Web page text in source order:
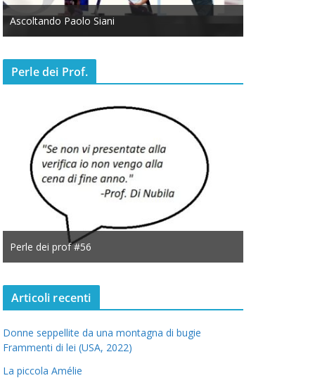
Ascoltando Paolo Siani
Perle dei Prof.
Perle dei prof #56
Articoli recenti
Donne seppellite da una montagna di bugie
Frammenti di lei (USA, 2022)
La piccola Amélie